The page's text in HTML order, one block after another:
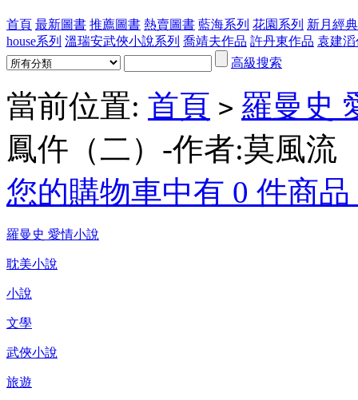
首頁 最新圖書 推薦圖書 熱賣圖書 藍海系列 花園系列 新月經
house系列 溫瑞安武俠小說系列 喬靖夫作品 許丹東作品 袁建
高級搜索
當前位置: 首頁 > 羅曼史
鳳仵（二）-作者:莫風流
您的購物車中有 0 件商
羅曼史 愛情小說
耽美小說
小說
文學
武俠小說
旅遊